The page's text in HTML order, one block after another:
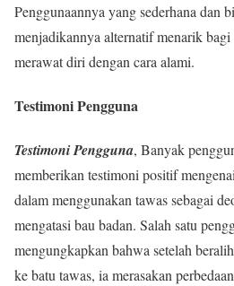
Penggunaannya yang sederhana dan
menjadikannya alternatif menarik
merawat diri dengan cara alami.
Testimoni Pengguna
Testimoni Pengguna, Banyak
memberikan testimoni positif
dalam menggunakan tawas sebagai
mengatasi bau badan. Salah satu
mengungkapkan bahwa setelah
ke batu tawas, ia merasakan